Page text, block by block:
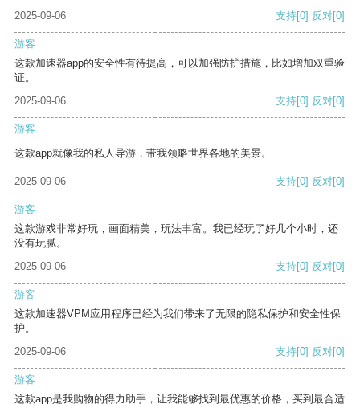
2025-09-06
支持[0] 反对[0]
游客
这款加速器app的安全性有待提高，可以加强防护措施，比如增加双重验
证。
2025-09-06
支持[0] 反对[0]
游客
这款app就像我的私人导游，带我领略世界各地的美景。
2025-09-06 支持[0] 反对[0]
游客
这款游戏非常好玩，画面精美，玩法丰富。我已经玩了好几个小时，还
没有玩腻。
2025-09-06
支持[0] 反对[0]
游客
这款加速器VPM应用程序已经为我们带来了无限的隐私保护和安全性保
护。
2025-09-06
支持[0] 反对[0]
游客
这款app是我购物的得力助手，让我能够找到最优惠的价格，买到最合适